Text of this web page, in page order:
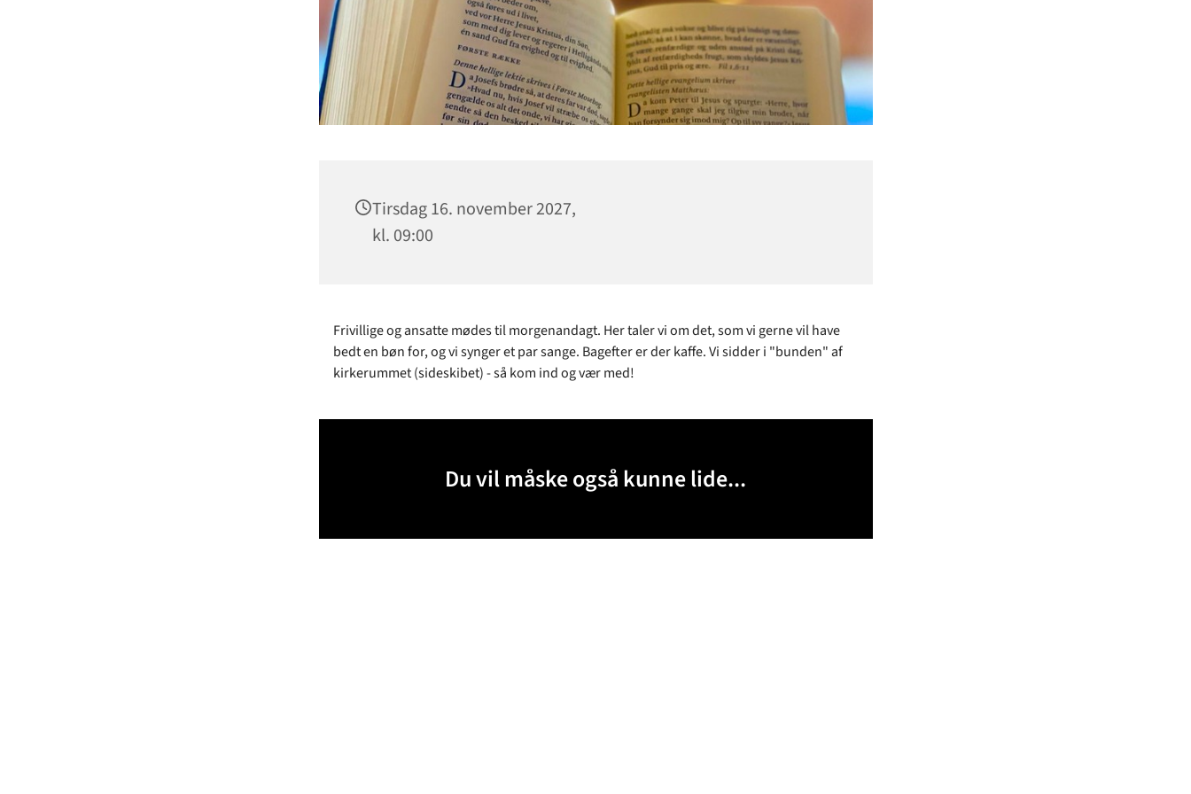
Tirsdag 16. november 2027,
kl. 09:00
Frivillige og ansatte mødes til morgenandagt. Her taler vi om det, som vi gerne vil have
bedt en bøn for, og vi synger et par sange. Bagefter er der kaffe. Vi sidder i "bunden" af
kirkerummet (sideskibet) - så kom ind og vær med!
Du vil måske også kunne lide...